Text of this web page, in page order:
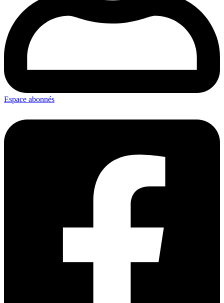
Espace abonnés